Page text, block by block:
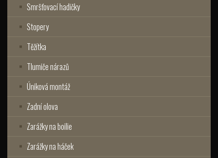
Smršťovací hadičky
Stopery
Těžítka
Tlumiče nárazů
Úniková montáž
Zadní olova
Zarážky na boilie
Zarážky na háček